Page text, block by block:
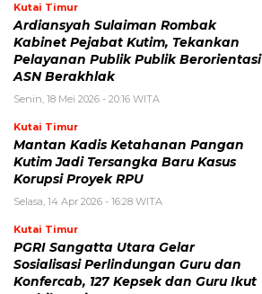
Kutai Timur
Ardiansyah Sulaiman Rombak
Kabinet Pejabat Kutim, Tekankan
Pelayanan Publik Publik Berorientasi
ASN Berakhlak
Senin, 18 Mei 2026 - 20:16 WITA
Kutai Timur
Mantan Kadis Ketahanan Pangan
Kutim Jadi Tersangka Baru Kasus
Korupsi Proyek RPU
Selasa, 14 Apr 2026 - 16:28 WITA
Kutai Timur
PGRI Sangatta Utara Gelar
Sosialisasi Perlindungan Guru dan
Konfercab, 127 Kepsek dan Guru Ikut